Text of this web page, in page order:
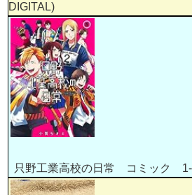
DIGITAL)
只野工業高校の日常 コミック 1-